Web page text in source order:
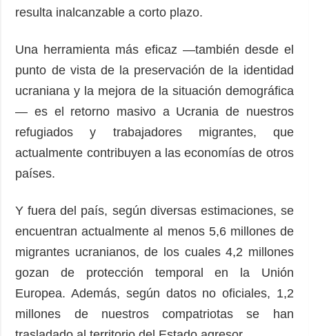
resulta inalcanzable a corto plazo.
Una herramienta más eficaz —también desde el
punto de vista de la preservación de la identidad
ucraniana y la mejora de la situación demográfica
— es el retorno masivo a Ucrania de nuestros
refugiados y trabajadores migrantes, que
actualmente contribuyen a las economías de otros
países.
Y fuera del país, según diversas estimaciones, se
encuentran actualmente al menos 5,6 millones de
migrantes ucranianos, de los cuales 4,2 millones
gozan de protección temporal en la Unión
Europea. Además, según datos no oficiales, 1,2
millones de nuestros compatriotas se han